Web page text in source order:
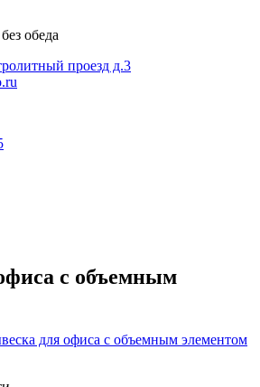
обеда
проезд д.3
с объемным
для офиса с объемным элементом